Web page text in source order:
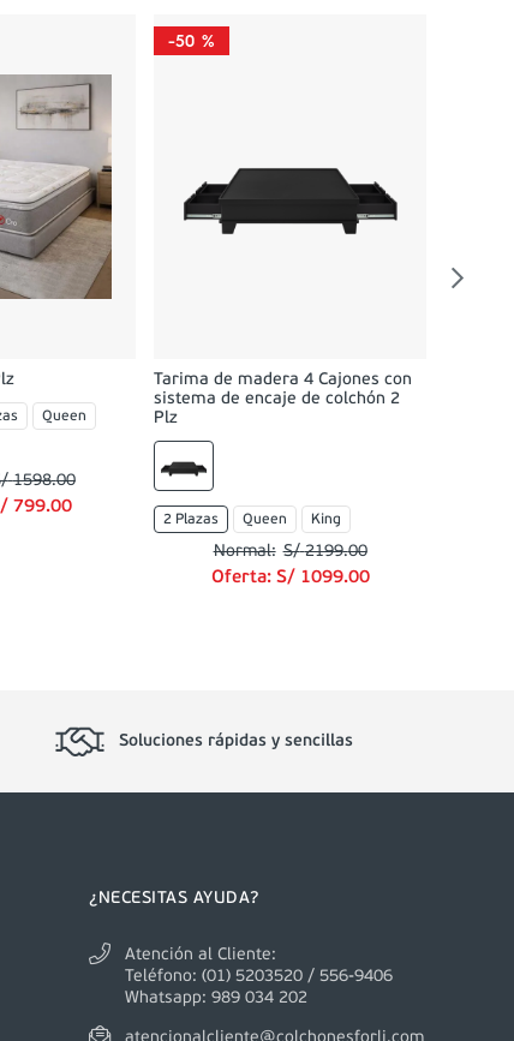
Queen
1598.00
799.00
-50 %
Tarima de madera 4 Cajones con
sistema de encaje de colchón 2
Plz
2 Plazas Queen King
S/ 2199.00
Oferta: S/ 1099.00
Queen
Soluciones rápidas y sencillas
¿NECESITAS AYUDA?
Atención al Cliente:
Teléfono: (01) 5203520 / 556-9406
Whatsapp: 989 034 202